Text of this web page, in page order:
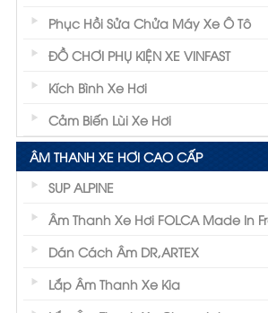
Phục Hồi Sửa Chửa Máy Xe Ô Tô
ĐỒ CHƠI PHỤ KIỆN XE VINFAST
Kích Bình Xe Hơi
Cảm Biến Lùi Xe Hơi
ÂM THANH XE HƠI CAO CẤP
SUP ALPINE
Âm Thanh Xe Hơi FOLCA Made In
Dán Cách Âm DR,ARTEX
Lắp Âm Thanh Xe Kia